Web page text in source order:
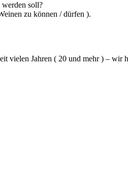
soll?
zu können / dürfen ).
vielen Jahren ( 20 und mehr ) – wir